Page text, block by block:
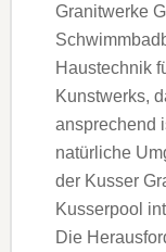
Granitwerke
Haustechnik
Kunstwerks,
ansprechend
natürliche
der Kusser
Kusserpool
Die